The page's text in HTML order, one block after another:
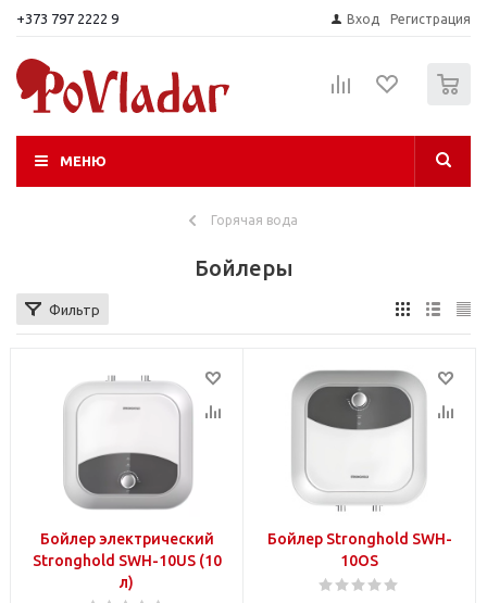
+373 797 2222 9 Вход Регистрация
МЕНЮ
Горячая вода
Бойлеры
Фильтр
Бойлер электрический
Stronghold SWH-10US (10
л)
Бойлер Stronghold SWH-
10OS